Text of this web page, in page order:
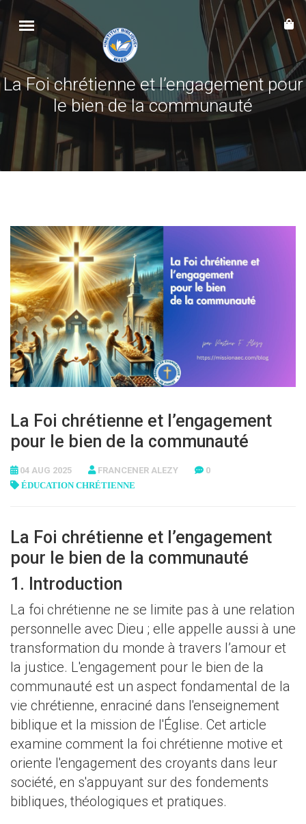
La Foi chrétienne et l’engagement pour
le bien de la communauté
La Foi chrétienne et l’engagement
pour le bien de la communauté
04 AUG 2025 FRANCENER ALEZY 0
ÉDUCATION CHRÉTIENNE
La Foi chrétienne et l’engagement
pour le bien de la communauté
1. Introduction
La foi chrétienne ne se limite pas à une relation
personnelle avec Dieu ; elle appelle aussi à une
transformation du monde à travers l’amour et
la justice. L'engagement pour le bien de la
communauté est un aspect fondamental de la
vie chrétienne, enraciné dans l'enseignement
biblique et la mission de l'Église. Cet article
examine comment la foi chrétienne motive et
oriente l'engagement des croyants dans leur
société, en s'appuyant sur des fondements
bibliques, théologiques et pratiques.